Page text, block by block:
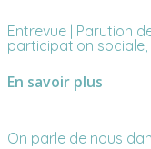
Entrevue | Parution
participation sociale,
En savoir plus
On parle de nous